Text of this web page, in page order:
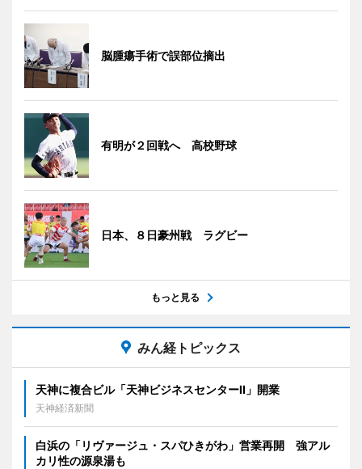
脳腫瘍手術で誤部位摘出
有明が２回戦へ 高校野球
日本、８日豪州戦 ラグビー
もっと見る
みん経トピックス
天神に複合ビル「天神ビジネスセンターII」開業
天神経済新聞
白浜の「リヴァージュ・スパひきがわ」営業再開 強アル
カリ性の源泉湯も